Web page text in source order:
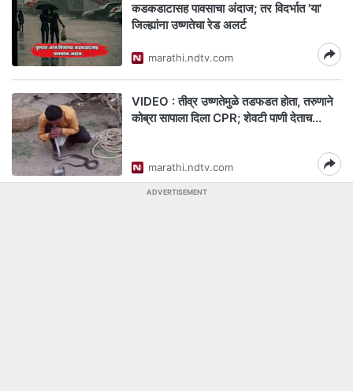
कडकडाटासह पावसाचा अंदाज; तर विदर्भात 'या'
जिल्ह्यांना उष्णतेचा रेड अलर्ट
marathi.ndtv.com
VIDEO : तीव्र उष्णतेमुळे तडफडत होता, तरुणाने
कोब्रा सापाला दिला CPR; शेवटी पाणी देताच...
marathi.ndtv.com
ADVERTISEMENT